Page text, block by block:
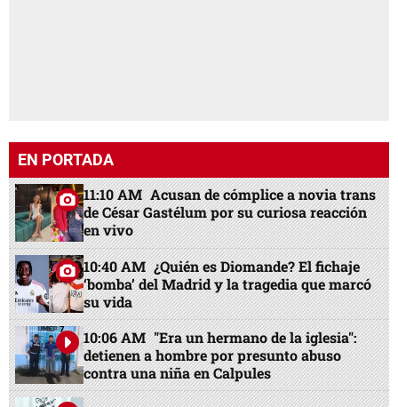
EN PORTADA
11:10 AM Acusan de cómplice a novia trans
de César Gastélum por su curiosa reacción
en vivo
10:40 AM ¿Quién es Diomande? El fichaje
‘bomba’ del Madrid y la tragedia que marcó
su vida
10:06 AM "Era un hermano de la iglesia":
detienen a hombre por presunto abuso
contra una niña en Calpules